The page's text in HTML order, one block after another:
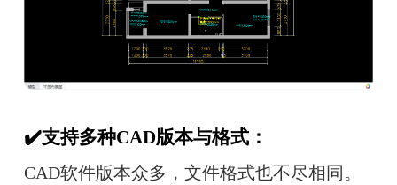
✔️支持多种CAD版本与格式：
CAD软件版本众多，文件格式也不尽相同。